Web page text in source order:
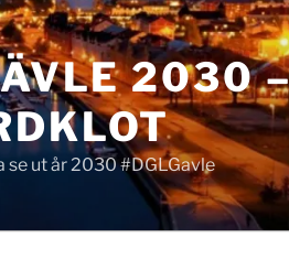
2030
se ut år 2030 #DGLGavle